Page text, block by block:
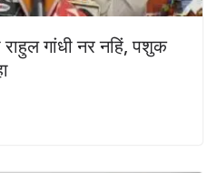
गांधी नर नहिं, पशुक